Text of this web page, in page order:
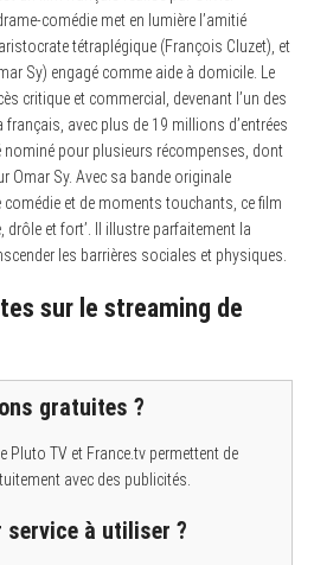
comédie met en lumière l’amitié
tétraplégique (François Cluzet), et
Sy) engagé comme aide à domicile. Le
critique et commercial, devenant l’un des
avec plus de 19 millions d’entrées
nominé pour plusieurs récompenses, dont
Omar Sy. Avec sa bande originale
et de moments touchants, ce film
drôle et fort’. Il illustre parfaitement la
les barrières sociales et physiques.
sur le streaming de
gratuites ?
Pluto TV et France.tv permettent de
avec des publicités.
service à utiliser ?